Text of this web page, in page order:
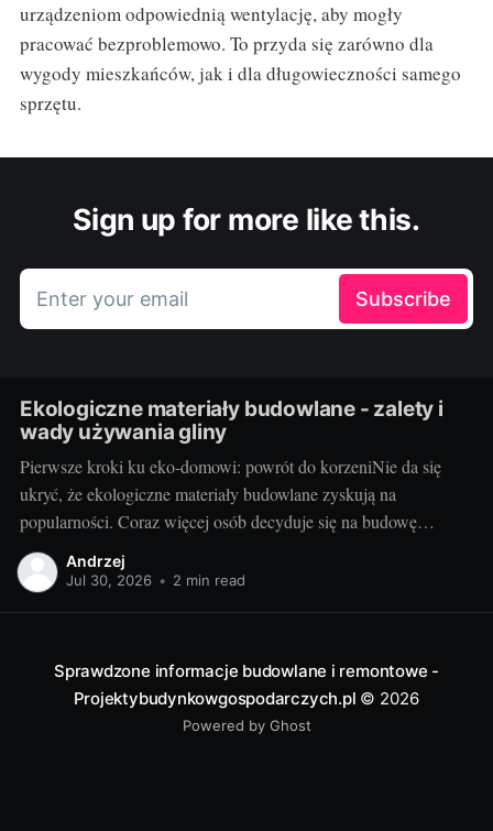
urządzeniom odpowiednią wentylację, aby mogły
pracować bezproblemowo. To przyda się zarówno dla
wygody mieszkańców, jak i dla długowieczności samego
sprzętu.
Sign up for more like this.
Enter your email Subscribe
Ekologiczne materiały budowlane - zalety i
wady używania gliny
Pierwsze kroki ku eko-domowi: powrót do korzeniNie da się
ukryć, że ekologiczne materiały budowlane zyskują na
popularności. Coraz więcej osób decyduje się na budowę
domów z takich surowców jak glina, szukając nie tylko
oszczędności, ale również najbardziej naturalnego rozwiązania
Andrzej
Jul 30, 2026 • 2 min read
Sprawdzone informacje budowlane i remontowe -
Projektybudynkowgospodarczych.pl © 2026
Powered by Ghost